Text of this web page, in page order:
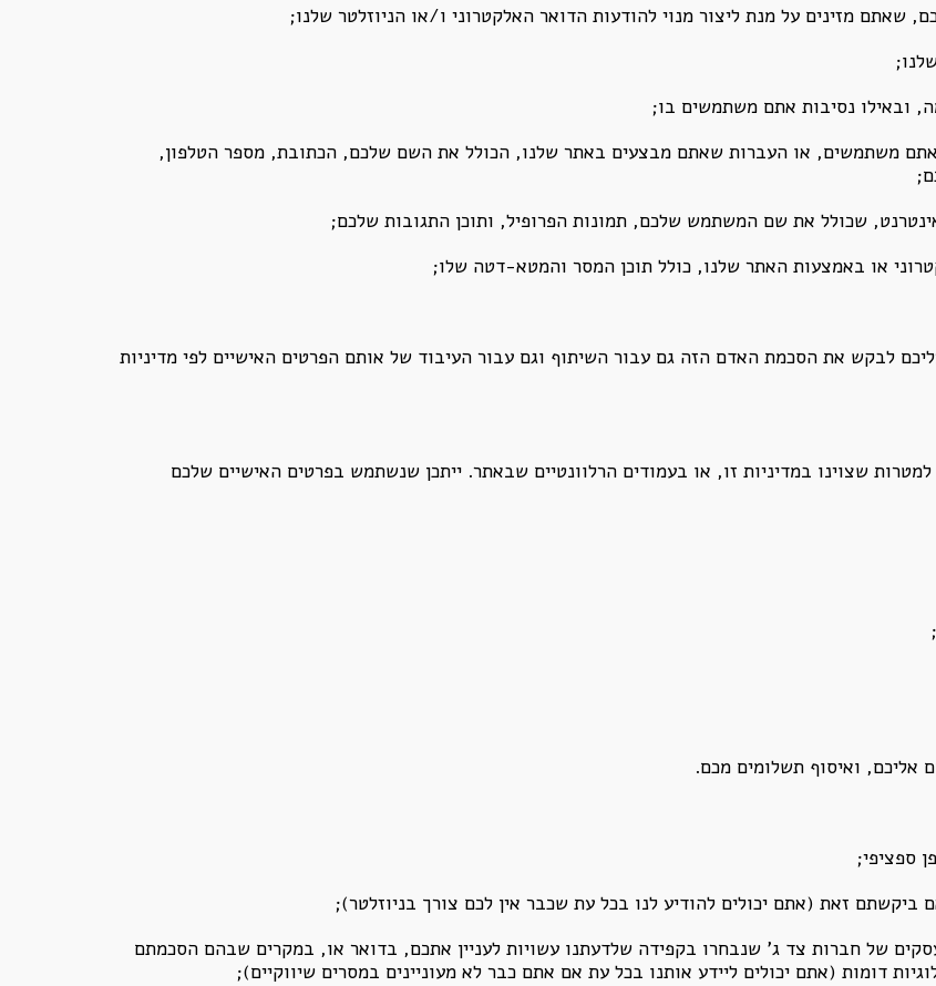
מזינים על מנת ליצור מנוי להודעות הדואר האלקטרוני ו/או הניוזלטר שלנו;
ובאילו נסיבות אתם משתמשים בו;
משתמשים, או העברות שאתם מבצעים באתר שלנו, הכולל את השם שלכם, הכתובת, מספר הטלפון,
שכולל את שם המשתמש שלכם, תמונות הפרופיל, ותוכן התגובות שלכם;
או באמצעות האתר שלנו, כולל תוכן המסר והמטא-דטה שלו;
לבקש את הסכמת האדם הזה גם עבור השיתוף וגם עבור העיבוד של אותם הפרטים האישיים לפי מדיניות
שצוינו במדיניות זו, או בעמודים הרלוונטיים שבאתר. ייתכן שנשתמש בפרטים האישיים שלכם
אליכם, ואיסוף תשלומים מכם.
ספציפי;
ביקשתם זאת (אתם יכולים להודיע לנו בכל עת שכבר אין לכם צורך בניוזלטר);
של חברות צד ג’ שנבחרו בקפידה שלדעתנו עשויות לעניין אתכם, בדואר או, במקרים שבהם הסכמתם
דומות (אתם יכולים ליידע אותנו בכל עת אם אתם כבר לא מעוניינים במסרים שיווקיים);